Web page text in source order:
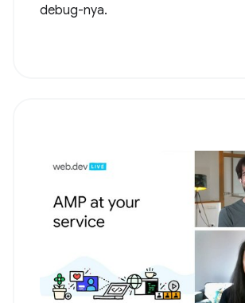
debug-nya.